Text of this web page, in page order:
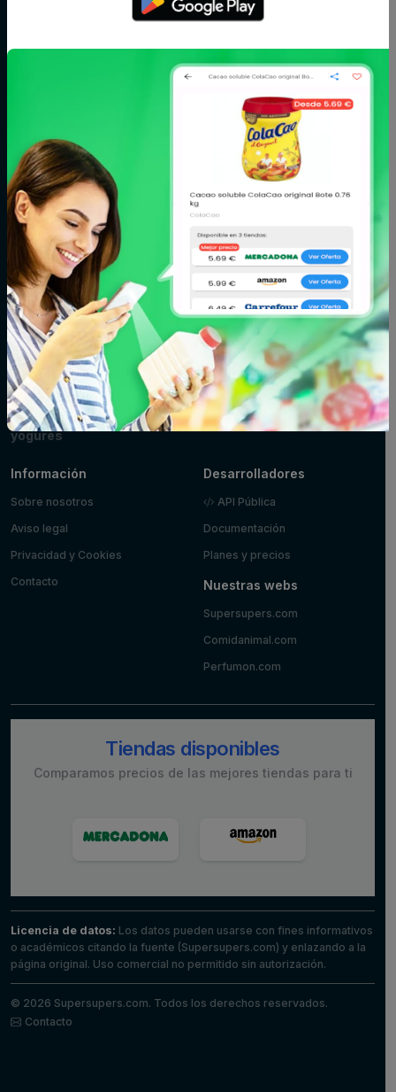
salsas
Agua y
Azúcar,
Bebé
Bodega Carne
Cereales y
galletas
Congelados
Conservas,
caldos y cremas
Cuidado del
corporal
Fitoterapia y
parafarmacia
Fruta y verdura
Huevos, leche y
mantequilla
Limpieza y hogar
Maquillaje
Marisco y
pescado
Mascotas
Panadería y
pastelería
Pizzas y platos
preparados
Postres y
yogures
Zumos
Información
Sobre nosotros
Aviso legal
Privacidad y Cookies
Contacto
Desarrolladores
API Pública
Documentación
Planes y precios
Nuestras webs
Supersupers.com
Comidanimal.com
Perfumon.com
Tiendas disponibles
Comparamos precios de las mejores tiendas para ti
Licencia de datos: Los datos pueden usarse con fines informativos
o académicos citando la fuente (Supersupers.com) y enlazando a la
página original. Uso comercial no permitido sin autorización.
© 2026 Supersupers.com. Todos los derechos reservados.
Contacto